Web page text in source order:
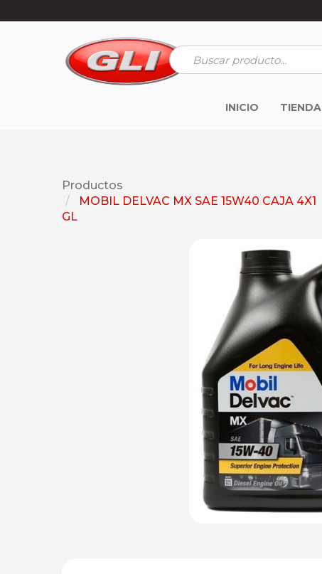
INICIO TIENDA
Productos
MOBIL DELVAC MX SAE 15W40 CAJA 4X1
GL